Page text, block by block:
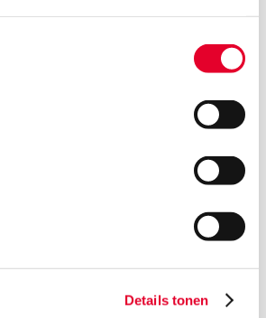
Details tonen